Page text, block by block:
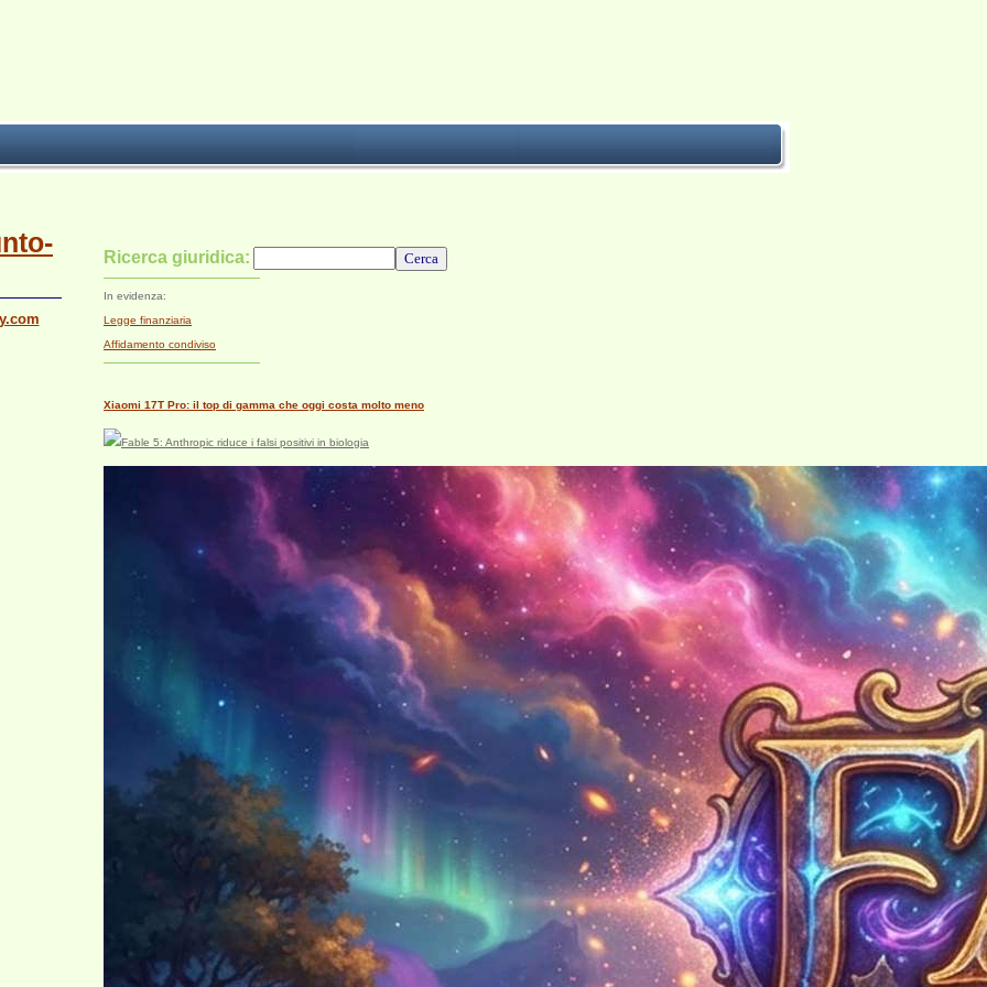
Ricerca giuridica:
In evidenza:
Legge finanziaria
Affidamento condiviso
Xiaomi 17T Pro: il top di gamma che oggi costa molto meno
Fable 5: Anthropic riduce i falsi positivi in biologia